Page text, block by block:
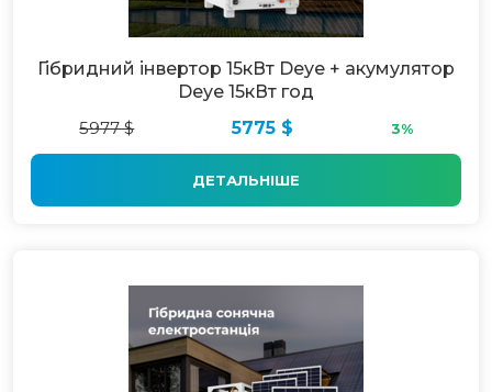
Гібридний інвертор 15кВт Deye + акумулятор
Deye 15кВт год
5977 $
5775 $ 3%
ДЕТАЛЬНІШЕ